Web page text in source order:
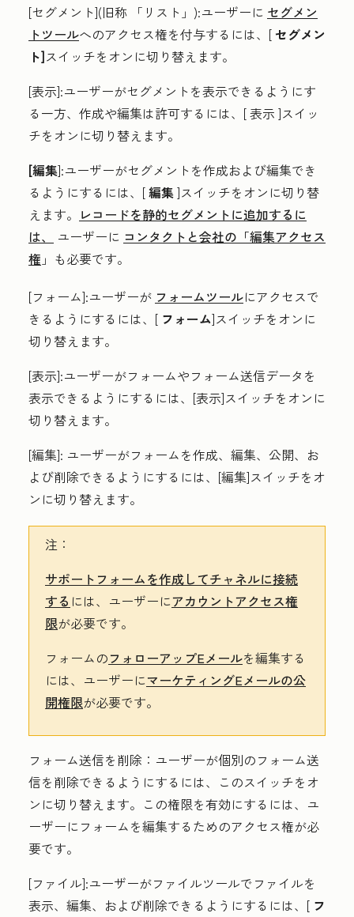
[セグメント](旧称 「リスト 」):ユーザーに セグメン
トツールへのアクセス権を付与するには、[ セグメン
ト]スイッチをオンに切り替えます。
[表示]:ユーザーがセグメントを表示できるようにす
る一方、作成や編集は許可するには、[表示 ]スイッ
チをオンに切り替えます。
[編集]:ユーザーがセグメントを作成および編集でき
るようにするには、[編集]スイッチをオンに切り替
えます。 レコードを静的セグメントに追加するに
は、
ユーザーに コンタクトと会社の「編集アクセス
権 」も必要です。
[フォーム]:ユーザーが フォームツールにアクセスで
きるようにするには、[ フォーム]スイッチをオンに
切り替えます。
[表示]:ユーザーがフォームやフォーム送信データを
表示できるようにするには、[表示]スイッチをオン に
切り替え ます。
[編集]: ユーザーがフォームを作成、編集、公開、お
よび削除できるようにするには、[編集]スイッチをオ
ン に切り替え ます。
注：
サポートフォームを作成してチャネルに接続
する には、ユーザーにアカウントアクセス権
限が必要です。
フォームのフォローアップEメールを編集する
には、ユーザーにマーケティングEメールの公
開権限が必要です。
フォーム送信を削除 ：ユーザーが個別のフォーム送
信を削除できるようにするには、このスイッチをオ
ンに切り替えます。この権限を有効にするには、ユ
ーザーにフォームを編集するためのアクセス権が必
要です。
[ファイル]:ユーザーがファイルツールでファイルを
表示、編集、および削除できるようにするには、[ フ